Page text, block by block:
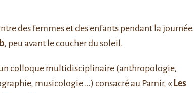
des femmes et des enfants pendant la journée.
, peu avant le coucher du soleil.
colloque multidisciplinaire (anthropologie,
musicologie …) consacré au Pamir, « Les